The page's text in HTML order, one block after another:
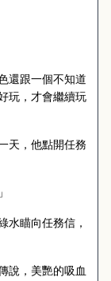
跟一個不知道
玩，才會繼續玩
，他點開任務
瞄向任務信，
，美艷的吸血